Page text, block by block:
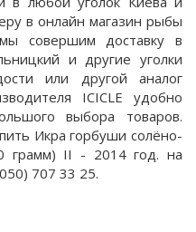
в онлайн магазин рыбы
совершим доставку в
и другие уголки
или другой аналог
ICICLE удобно
выбора товаров.
Икра горбуши солёно-
грамм) II - 2014 год. на
707 33 25.